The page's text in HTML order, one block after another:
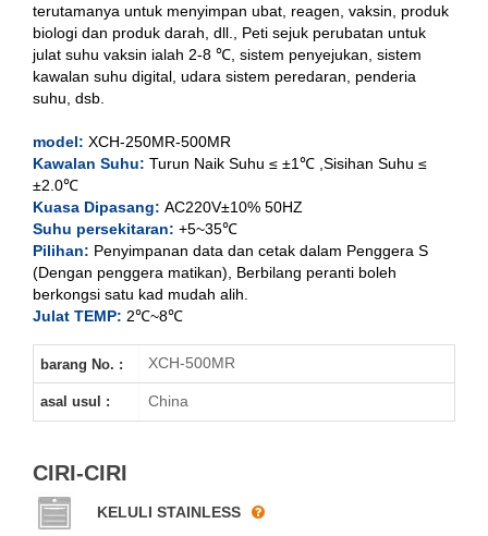
XCH-250MR
XCH-400MR
XCH-500MR
terutamanya untuk menyimpan ubat, reagen, vaksin, produk
biologi dan produk darah, dll., Peti sejuk perubatan untuk
julat suhu vaksin ialah 2-8 ℃, sistem penyejukan, sistem
kawalan suhu digital, udara sistem peredaran, penderia
suhu, dsb.
model: XCH-250MR-500MR
Kawalan Suhu: Turun Naik Suhu ≤ ±1℃ ,Sisihan Suhu ≤
±2.0℃
Kuasa Dipasang: AC220V±10% 50HZ
Suhu persekitaran: +5~35℃
Pilihan: Penyimpanan data dan cetak dalam Penggera S
(Dengan penggera matikan), Berbilang peranti boleh
berkongsi satu kad mudah alih.
Julat TEMP: 2℃~8℃
barang No. : XCH-500MR
asal usul : China
CIRI-CIRI
KELULI STAINLESS